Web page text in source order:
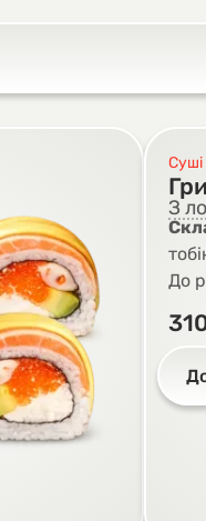
Суші
З
До